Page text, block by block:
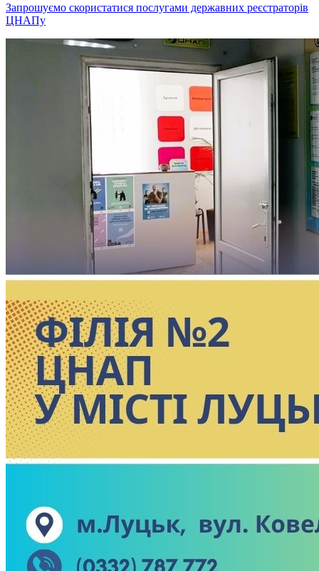
Запрошуємо скористатися послугами державних реєстраторів
ЦНАПу